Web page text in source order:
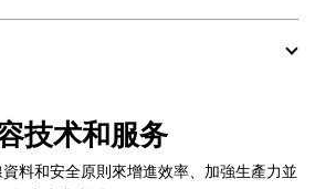
技术和服务
料和安全原則來增進效率、加強生產力並